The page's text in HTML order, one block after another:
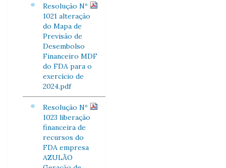
Resolução Nº
1021 alteração
do Mapa de
Previsão de
Desembolso
Financeiro MDF
do FDA para o
exercício de
2024.pdf
Resolução Nº
1023 liberação
financeira de
recursos do
FDA empresa
AZULÃO